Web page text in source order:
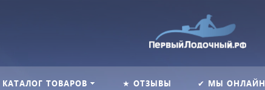
КАТАЛОГ ТОВАРОВ ★ ОТЗЫВЫ ✔ МЫ ОНЛАЙН